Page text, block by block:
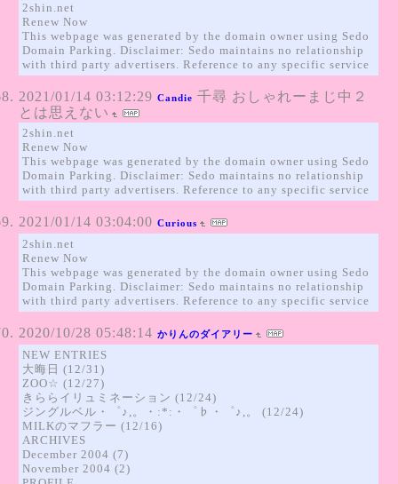
2shin.net
Renew Now
This webpage was generated by the domain owner using Sedo
Domain Parking. Disclaimer: Sedo maintains no relationship
with third party advertisers. Reference to any specific service
2021/01/14 03:12:29 Candie 千尋 おしゃれーまじ中２
とは思えない
2shin.net
Renew Now
This webpage was generated by the domain owner using Sedo
Domain Parking. Disclaimer: Sedo maintains no relationship
with third party advertisers. Reference to any specific service
2021/01/14 03:04:00 Curious
2shin.net
Renew Now
This webpage was generated by the domain owner using Sedo
Domain Parking. Disclaimer: Sedo maintains no relationship
with third party advertisers. Reference to any specific service
2020/10/28 05:48:14 かりんのダイアリー
NEW ENTRIES
大晦日 (12/31)
ZOO☆ (12/27)
きららイリュミネーション (12/24)
ジングルベル・゜♪,。・:*:・゜♭・゜♪,。 (12/24)
MILKのマフラー (12/16)
ARCHIVES
December 2004 (7)
November 2004 (2)